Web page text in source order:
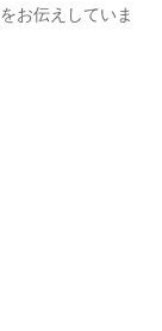
伝えしていま